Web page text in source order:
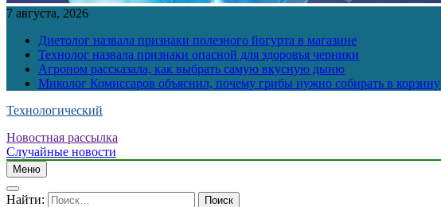
7 августа, 2026
Диетолог назвала признаки полезного йогурта в магазине
Технолог назвала признаки опасной для здоровья черники
Агроном рассказала, как выбрать самую вкусную дыню
Миколог Комиссаров объяснил, почему грибы нужно собирать в корзину
Технологический
Новостная рассылка
Случайные новости
Меню
Найти: